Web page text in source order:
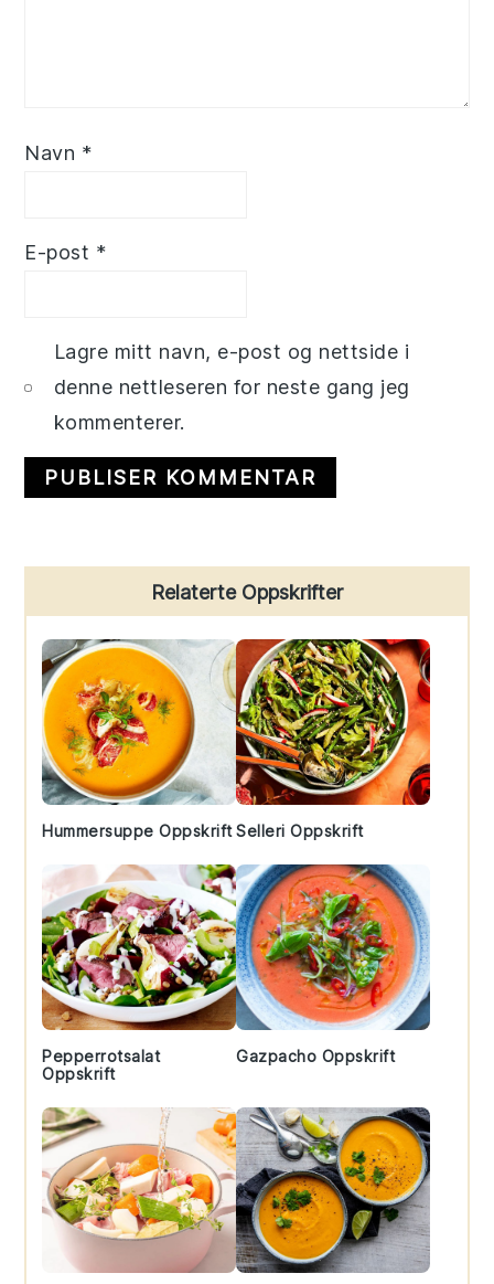
Navn *
E-post *
Lagre mitt navn, e-post og nettside i
denne nettleseren for neste gang jeg
kommenterer.
Sidebar
Relaterte Oppskrifter
Hummersuppe OppskriftSelleri Oppskrift
Pepperrotsalat
Oppskrift
Gazpacho Oppskrift